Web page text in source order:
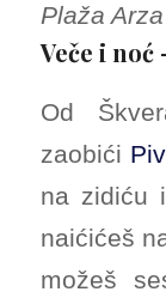
Plaža Arza
Veče i
Od
zaobići
na zidiću
naićićeš
možeš